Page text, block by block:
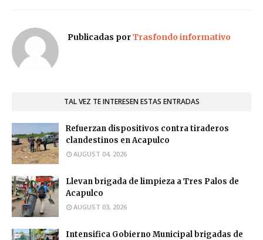
Publicadas porTrasfondo informativo
TAL VEZ TE INTERESEN ESTAS ENTRADAS
Refuerzan dispositivos contra tiraderos
clandestinos en Acapulco
AUGUST 04, 2026
Llevan brigada de limpieza a Tres Palos de
Acapulco
AUGUST 03, 2026
Intensifica Gobierno Municipal brigadas de